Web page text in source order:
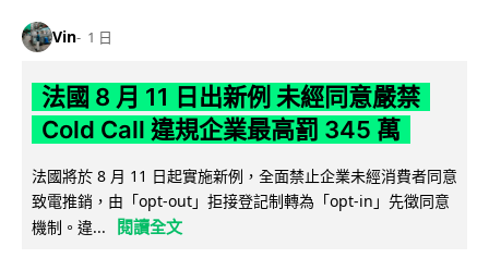
Vin 1 日
法國 8 月 11 日出新例 未經同意嚴禁
Cold Call 違規企業最高罰 345 萬
法國將於 8 月 11 日起實施新例，全面禁止企業未經消費者同意
致電推銷，由「opt-out」拒接登記制轉為「opt-in」先徵同意
機制。違...
閱讀全文